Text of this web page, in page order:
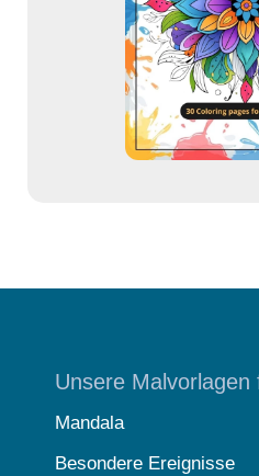
Unsere Malvorlagen
Mandala
Besondere Ereignisse